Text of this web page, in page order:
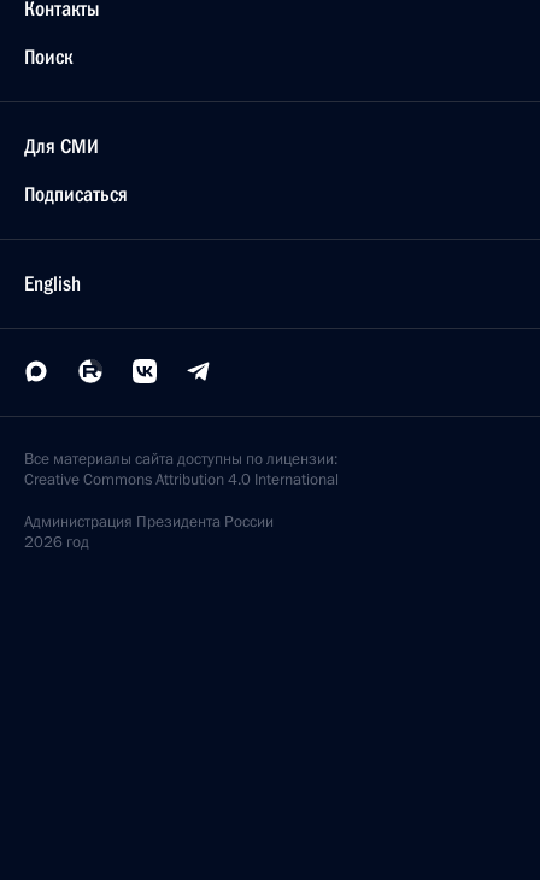
Контакты
Поиск
Для СМИ
Подписаться
English
Все материалы сайта доступны по лицензии:
Creative Commons Attribution 4.0 International
Администрация Президента России
2026 год